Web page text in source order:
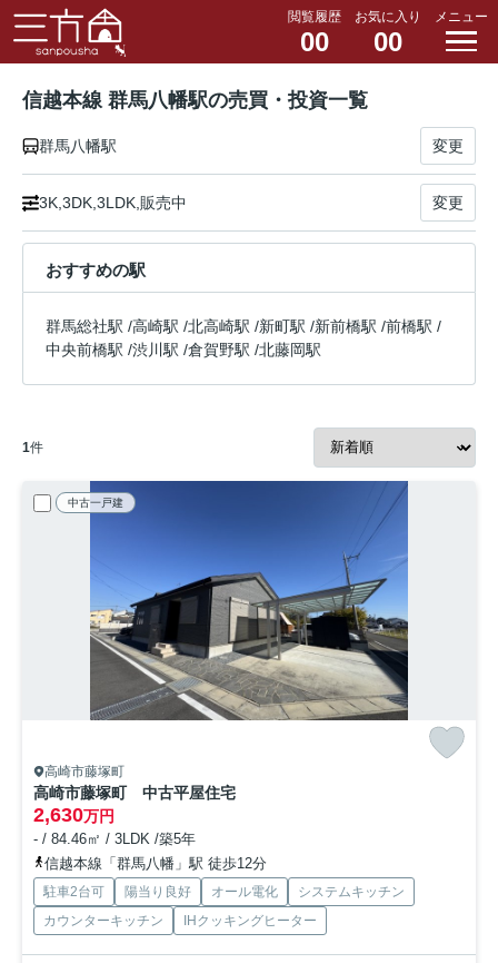
閲覧履歴
00
お気に入り
00
メニュー
信越本線 群馬八幡駅の売買・投資一覧
群馬八幡駅 変更
3K,3DK,3LDK,販売中 変更
おすすめの駅
群馬総社駅 /高崎駅 /北高崎駅 /新町駅 /新前橋駅 /前橋駅 /
中央前橋駅 /渋川駅 /倉賀野駅 /北藤岡駅
1件
中古一戸建
高崎市藤塚町
高崎市藤塚町 中古平屋住宅
2,630万円
- / 84.46㎡ / 3LDK /築5年
信越本線「群馬八幡」駅 徒歩12分
駐車2台可 陽当り良好 オール電化
システムキッチン
カウンターキッチン
IHクッキングヒーター